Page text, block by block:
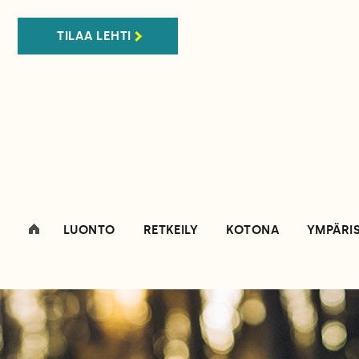
TILAA LEHTI
LUONTO RETKEILY KOTONA